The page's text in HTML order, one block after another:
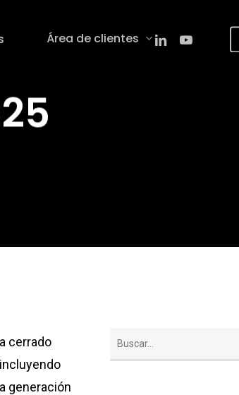
Área de clientes linkedinyoutube
cerrado
generación